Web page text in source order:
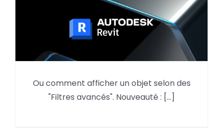
Autodesk Forma, le navigateur
de modèle et les « Filtres
Ou comment afficher un objet selon des
"Filtres avancés". Nouveauté : [...]